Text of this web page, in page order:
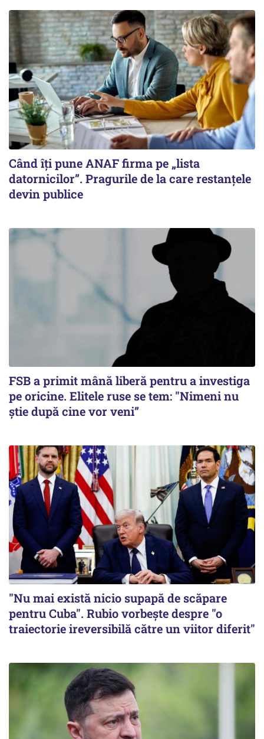
Când îți pune ANAF firma pe „lista
datornicilor”. Pragurile de la care restanțele
devin publice
FSB a primit mână liberă pentru a investiga
pe oricine. Elitele ruse se tem: "Nimeni nu
știe după cine vor veni”
"Nu mai există nicio supapă de scăpare
pentru Cuba". Rubio vorbește despre "o
traiectorie ireversibilă către un viitor diferit"